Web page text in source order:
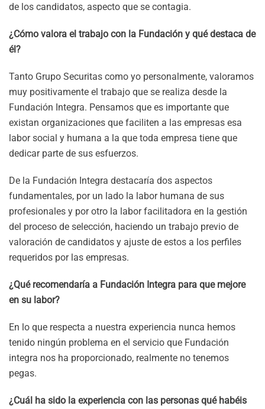
de los candidatos, aspecto que se contagia.
¿Cómo valora el trabajo con la Fundación y qué destaca de
él?
Tanto Grupo Securitas como yo personalmente, valoramos
muy positivamente el trabajo que se realiza desde la
Fundación Integra. Pensamos que es importante que
existan organizaciones que faciliten a las empresas esa
labor social y humana a la que toda empresa tiene que
dedicar parte de sus esfuerzos.
De la Fundación Integra destacaría dos aspectos
fundamentales, por un lado la labor humana de sus
profesionales y por otro la labor facilitadora en la gestión
del proceso de selección, haciendo un trabajo previo de
valoración de candidatos y ajuste de estos a los perfiles
requeridos por las empresas.
¿Qué recomendaría a Fundación Integra para que mejore
en su labor?
En lo que respecta a nuestra experiencia nunca hemos
tenido ningún problema en el servicio que Fundación
integra nos ha proporcionado, realmente no tenemos
pegas.
¿Cuál ha sido la experiencia con las personas qué habéis